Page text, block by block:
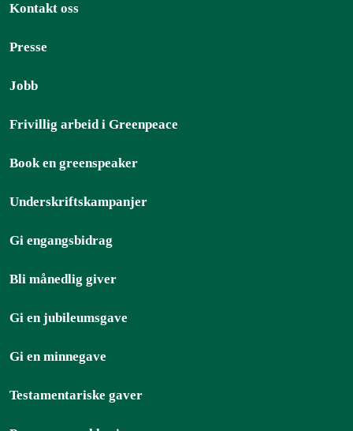
Kontakt oss
Presse
Jobb
Frivillig arbeid i Greenpeace
Book en greenspeaker
Underskriftskampanjer
Gi engangsbidrag
Bli månedlig giver
Gi en jubileumsgave
Gi en minnegave
Testamentariske gaver